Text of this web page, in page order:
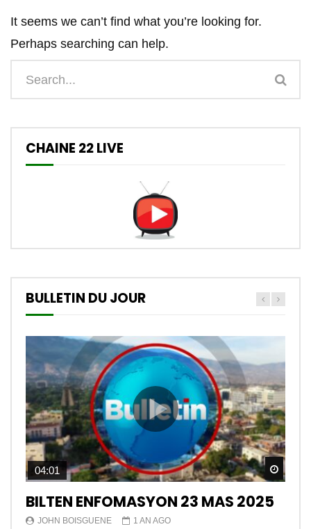
It seems we can’t find what you’re looking for.
Perhaps searching can help.
CHAINE 22 LIVE
BULLETIN DU JOUR
04:01
BILTEN ENFOMASYON 23 MAS 2025
JOHN BOISGUENE 1 AN AGO